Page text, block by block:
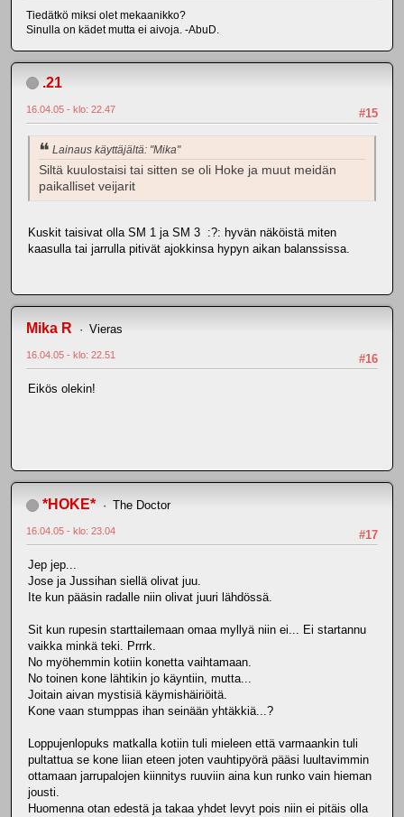
Tiedätkö miksi olet mekaanikko?
Sinulla on kädet mutta ei aivoja. -AbuD.
.21
#15
16.04.05 - klo: 22.47
Lainaus käyttäjältä: "Mika"
Siltä kuulostaisi tai sitten se oli Hoke ja muut meidän
paikalliset veijarit
Kuskit taisivat olla SM 1 ja SM 3 :?: hyvän näköistä miten
kaasulla tai jarrulla pitivät ajokkinsa hypyn aikan balanssissa.
Mika R Vieras
#16
16.04.05 - klo: 22.51
Eikös olekin!
*HOKE* The Doctor
#17
16.04.05 - klo: 23.04
Jep jep...
Jose ja Jussihan siellä olivat juu.
Ite kun pääsin radalle niin olivat juuri lähdössä.
Sit kun rupesin starttailemaan omaa myllyä niin ei... Ei startannu
vaikka minkä teki. Prrrk.
No myöhemmin kotiin konetta vaihtamaan.
No toinen kone lähtikin jo käyntiin, mutta...
Joitain aivan mystisiä käymishäiriöitä.
Kone vaan stumppas ihan seinään yhtäkkiä...?
Loppujenlopuks matkalla kotiin tuli mieleen että varmaankin tuli
pultattua se kone liian eteen joten vauhtipyörä pääsi luultavimmin
ottamaan jarrupalojen kiinnitys ruuviin aina kun runko vain hieman
jousti.
Huomenna otan edestä ja takaa yhdet levyt pois niin ei pitäis olla